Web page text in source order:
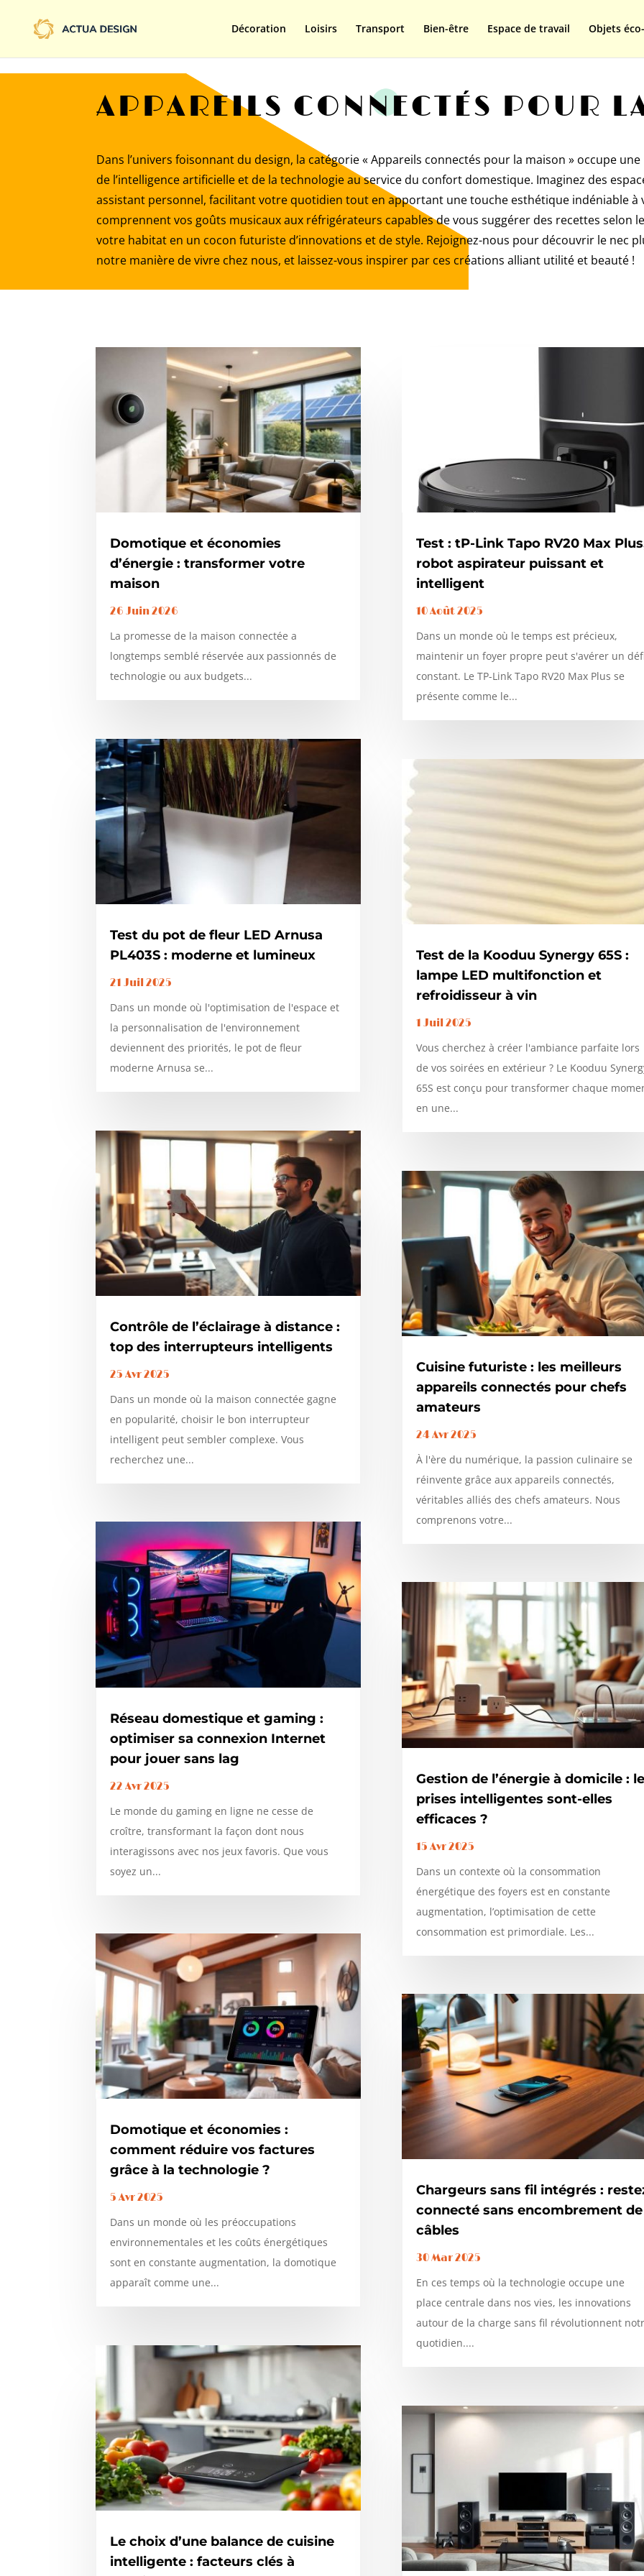
Décoration
Loisirs Transport Bien-être Espace de travail Objets
APPAREILS CONNECTÉS POUR
Dans l’univers foisonnant du design, la catégorie « Appareils connectés pour la maison » occupe
de l’intelligence artificielle et de la technologie au service du confort domestique. Imaginez des
assistant personnel, facilitant votre quotidien tout en apportant une touche esthétique indéniable à
comprennent vos goûts musicaux aux réfrigérateurs capables de vous suggérer des recettes selon
votre habitat en un cocon futuriste d’innovations et de style. Rejoignez-nous pour découvrir le nec
notre manière de vivre chez nous, et laissez-vous inspirer par ces créations alliant utilité et beauté !
Domotique et économies
d’énergie : transformer votre
maison
26 Juin 2026
La promesse de la maison connectée a
longtemps semblé réservée aux passionnés de
technologie ou aux budgets...
Test du pot de fleur LED Arnusa
PL403S : moderne et lumineux
21 Juil 2025
Dans un monde où l'optimisation de l'espace et
la personnalisation de l'environnement
deviennent des priorités, le pot de fleur
moderne Arnusa se...
Contrôle de l’éclairage à distance :
top des interrupteurs intelligents
25 Avr 2025
Dans un monde où la maison connectée gagne
en popularité, choisir le bon interrupteur
intelligent peut sembler complexe. Vous
recherchez une...
Réseau domestique et gaming :
optimiser sa connexion Internet
pour jouer sans lag
22 Avr 2025
Le monde du gaming en ligne ne cesse de
croître, transformant la façon dont nous
interagissons avec nos jeux favoris. Que vous
soyez un...
Domotique et économies :
comment réduire vos factures
grâce à la technologie ?
5 Avr 2025
Dans un monde où les préoccupations
environnementales et les coûts énergétiques
sont en constante augmentation, la domotique
apparaît comme une...
Le choix d’une balance de cuisine
intelligente : facteurs clés à
Test : tP-Link Tapo RV20 Max
robot aspirateur puissant et
intelligent
10 Août 2025
Dans un monde où le temps est précieux,
maintenir un foyer propre peut s'avérer un
constant. Le TP-Link Tapo RV20 Max Plus se
présente comme le...
Test de la Kooduu Synergy 65S :
lampe LED multifonction et
refroidisseur à vin
1 Juil 2025
Vous cherchez à créer l'ambiance parfaite lors
de vos soirées en extérieur ? Le Kooduu
65S est conçu pour transformer chaque
en une...
Cuisine futuriste : les meilleurs
appareils connectés pour chefs
amateurs
24 Avr 2025
À l'ère du numérique, la passion culinaire se
réinvente grâce aux appareils connectés,
véritables alliés des chefs amateurs. Nous
comprenons votre...
Gestion de l’énergie à domicile :
prises intelligentes sont-elles
efficaces ?
15 Avr 2025
Dans un contexte où la consommation
énergétique des foyers est en constante
augmentation, l’optimisation de cette
consommation est primordiale. Les...
Chargeurs sans fil intégrés :
connecté sans encombrement de
câbles
30 Mar 2025
En ces temps où la technologie occupe une
place centrale dans nos vies, les innovations
autour de la charge sans fil révolutionnent
quotidien....